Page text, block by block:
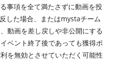
事項を全て満たさずに動画を投
した場合、またはmystaチーム
動画を差し戻しや非公開にする
ベント終了後であっても獲得ポ
を無効とさせていただく可能性